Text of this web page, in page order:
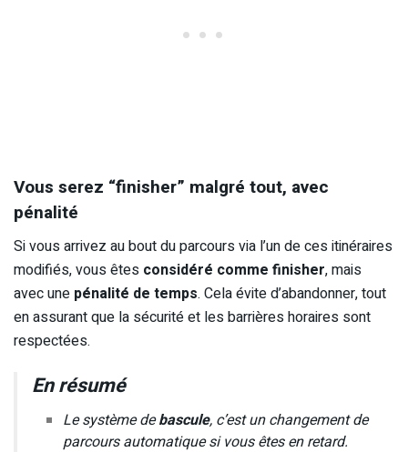
Vous serez “finisher” malgré tout, avec
pénalité
Si vous arrivez au bout du parcours via l’un de ces itinéraires
modifiés, vous êtes considéré comme finisher, mais
avec une pénalité de temps. Cela évite d’abandonner, tout
en assurant que la sécurité et les barrières horaires sont
respectées.
En résumé
Le système debascule, c’est un changement de
parcours automatique si vous êtes en retard.